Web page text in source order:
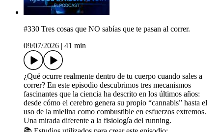
#330 Tres cosas que NO sabías que te pasan al correr.
09/07/2026
41 min
¿Qué ocurre realmente dentro de tu cuerpo cuando sales a
correr? En este episodio descubrimos tres mecanismos
fascinantes que la ciencia ha descrito en los últimos años:
desde cómo el cerebro genera su propio “cannabis” hasta el
uso de la mielina como combustible en esfuerzos extremos.
Una mirada diferente a la fisiología del running.